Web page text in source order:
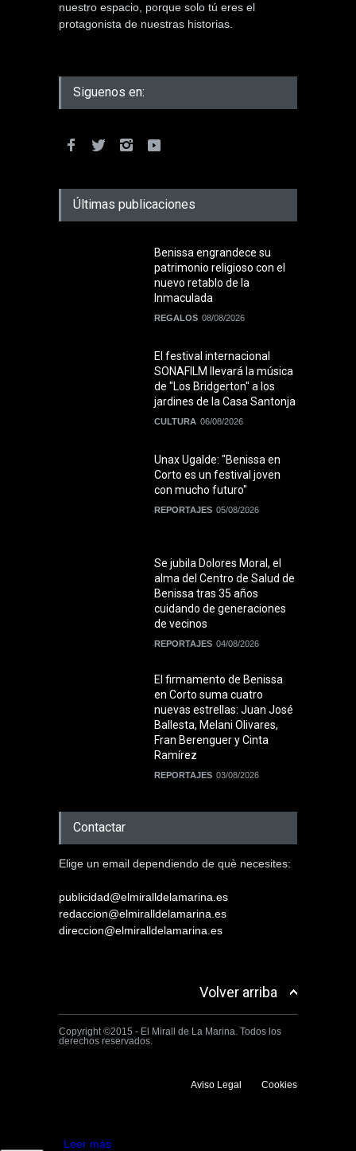
nuestro espacio, porque solo tú eres el
protagonista de nuestras historias.
Siguenos en:
Últimas publicaciones
Benissa engrandece su
patrimonio religioso con el
nuevo retablo de la
Inmaculada
REGALOS 08/08/2026
El festival internacional
SONAFILM llevará la música
de "Los Bridgerton" a los
jardines de la Casa Santonja
CULTURA 06/08/2026
Unax Ugalde: "Benissa en
Corto es un festival joven
con mucho futuro"
REPORTAJES 05/08/2026
Se jubila Dolores Moral, el
alma del Centro de Salud de
Benissa tras 35 años
cuidando de generaciones
de vecinos
REPORTAJES 04/08/2026
El firmamento de Benissa
en Corto suma cuatro
nuevas estrellas: Juan José
Ballesta, Melani Olivares,
Fran Berenguer y Cinta
Ramírez
REPORTAJES 03/08/2026
Contactar
Elige un email dependiendo de què necesites:
publicidad@elmiralldelamarina.es
redaccion@elmiralldelamarina.es
direccion@elmiralldelamarina.es
Volver arriba
Copyright ©2015 - El Mirall de La Marina. Todos los
derechos reservados.
Aviso Legal Cookies
Leer más